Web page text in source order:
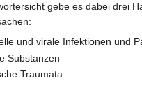
gebe es dabei drei
und virale Infektionen und
Substanzen
Traumata